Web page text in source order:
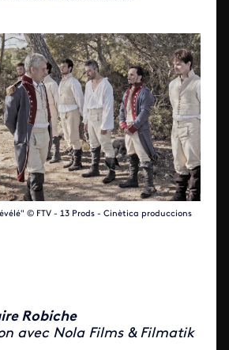
© FTV - 13 Prods - Cinètica produccions
Robiche
avec Nola Films & Filmatik